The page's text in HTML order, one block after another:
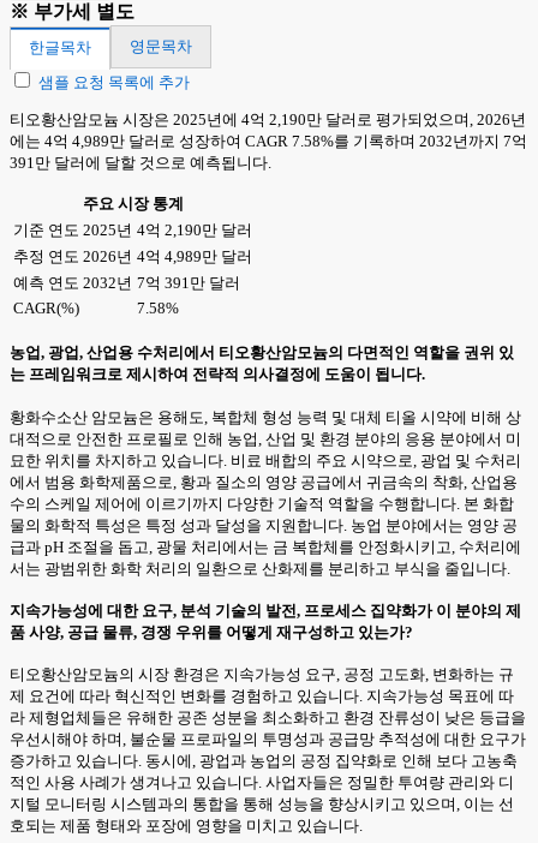
※ 부가세 별도
한글목차
영문목차
샘플 요청 목록에 추가
티오황산암모늄 시장은 2025년에 4억 2,190만 달러로 평가되었으며, 2026년
에는 4억 4,989만 달러로 성장하여 CAGR 7.58%를 기록하며 2032년까지 7억
391만 달러에 달할 것으로 예측됩니다.
주요 시장 통계
기준 연도 2025년 4억 2,190만 달러
추정 연도 2026년 4억 4,989만 달러
예측 연도 2032년 7억 391만 달러
CAGR(%)
7.58%
농업, 광업, 산업용 수처리에서 티오황산암모늄의 다면적인 역할을 권위 있
는 프레임워크로 제시하여 전략적 의사결정에 도움이 됩니다.
황화수소산 암모늄은 용해도, 복합체 형성 능력 및 대체 티올 시약에 비해 상
대적으로 안전한 프로필로 인해 농업, 산업 및 환경 분야의 응용 분야에서 미
묘한 위치를 차지하고 있습니다. 비료 배합의 주요 시약으로, 광업 및 수처리
에서 범용 화학제품으로, 황과 질소의 영양 공급에서 귀금속의 착화, 산업용
수의 스케일 제어에 이르기까지 다양한 기술적 역할을 수행합니다. 본 화합
물의 화학적 특성은 특정 성과 달성을 지원합니다. 농업 분야에서는 영양 공
급과 pH 조절을 돕고, 광물 처리에서는 금 복합체를 안정화시키고, 수처리에
서는 광범위한 화학 처리의 일환으로 산화제를 분리하고 부식을 줄입니다.
지속가능성에 대한 요구, 분석 기술의 발전, 프로세스 집약화가 이 분야의 제
품 사양, 공급 물류, 경쟁 우위를 어떻게 재구성하고 있는가?
티오황산암모늄의 시장 환경은 지속가능성 요구, 공정 고도화, 변화하는 규
제 요건에 따라 혁신적인 변화를 경험하고 있습니다. 지속가능성 목표에 따
라 제형업체들은 유해한 공존 성분을 최소화하고 환경 잔류성이 낮은 등급을
우선시해야 하며, 불순물 프로파일의 투명성과 공급망 추적성에 대한 요구가
증가하고 있습니다. 동시에, 광업과 농업의 공정 집약화로 인해 보다 고농축
적인 사용 사례가 생겨나고 있습니다. 사업자들은 정밀한 투여량 관리와 디
지털 모니터링 시스템과의 통합을 통해 성능을 향상시키고 있으며, 이는 선
호되는 제품 형태와 포장에 영향을 미치고 있습니다.